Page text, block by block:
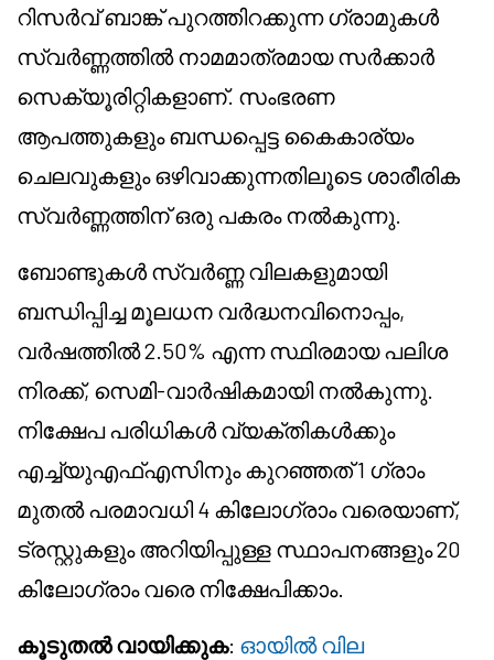
റിസർവ് ബാങ്ക് പുറത്തിറക്കുന്ന ഗ്രാമുകൾ
സ്വർണ്ണത്തിൽ നാമമാത്രമായ സർക്കാർ
സെക്യൂരിറ്റികളാണ്. സംഭരണ ​​
ആപത്തുകളും ബന്ധപ്പെട്ട കൈകാര്യം
ചെലവുകളും ഒഴിവാക്കുന്നതിലൂടെ ശാരീരിക
സ്വർണ്ണത്തിന് ഒരു പകരം നൽകുന്നു.
ബോണ്ടുകൾ സ്വർണ്ണ വിലകളുമായി
ബന്ധിപ്പിച്ച മൂലധന വർദ്ധനവിനൊപ്പം,
വർഷത്തിൽ 2.50% എന്ന സ്ഥിരമായ പലിശ
നിരക്ക്, സെമി-വാർഷികമായി നൽകുന്നു.
നിക്ഷേപ പരിധികൾ വ്യക്തികൾക്കും
എച്ച്‌യു‌എഫ്‌എസിനും കുറഞ്ഞത് 1 ഗ്രാം
മുതൽ പരമാവധി 4 കിലോഗ്രാം വരെയാണ്,
ട്രസ്റ്റുകളും അറിയിപ്പുള്ള സ്ഥാപനങ്ങളും 20
കിലോഗ്രാം വരെ നിക്ഷേപിക്കാം.
കൂടുതൽ വായിക്കുക: ഓയിൽ വില